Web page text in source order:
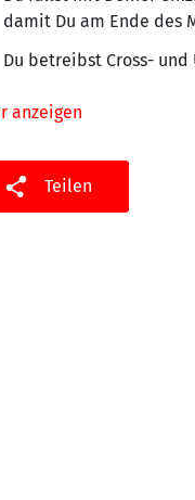
damit Du am Ende des
Du betreibst Cross-
anzeigen
Teilen